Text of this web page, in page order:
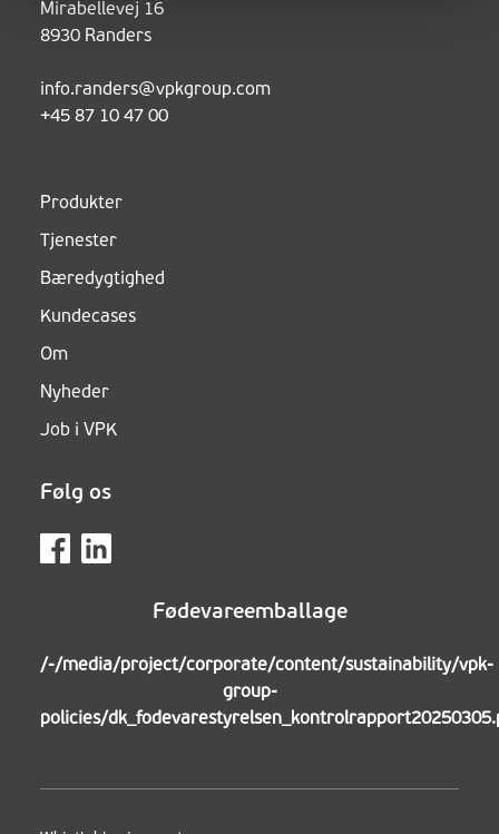
Mirabellevej 16
8930 Randers
info.randers@vpkgroup.com
+45 87 10 47 00
Produkter
Tjenester
Bæredygtighed
Kundecases
Om
Nyheder
Job i VPK
Følg os
Fødevareemballage
/-/media/project/corporate/content/sustainability/vpk-
group-
policies/